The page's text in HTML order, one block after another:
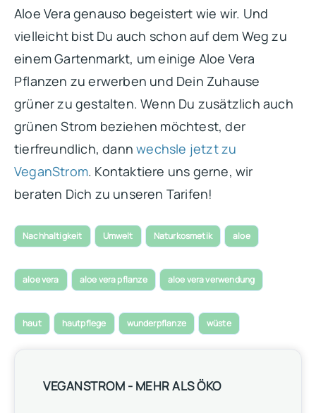
Aloe Vera genauso begeistert wie wir. Und
vielleicht bist Du auch schon auf dem Weg zu
einem Gartenmarkt, um einige Aloe Vera
Pflanzen zu erwerben und Dein Zuhause
grüner zu gestalten. Wenn Du zusätzlich auch
grünen Strom beziehen möchtest, der
tierfreundlich, dannwechsle jetzt zu
VeganStrom. Kontaktiere uns gerne, wir
beraten Dich zu unseren Tarifen!
Nachhaltigkeit Umwelt Naturkosmetik aloe
aloe vera aloe vera pflanze aloe vera verwendung
haut hautpflege wunderpflanze wüste
VEGANSTROM - MEHR ALS ÖKO